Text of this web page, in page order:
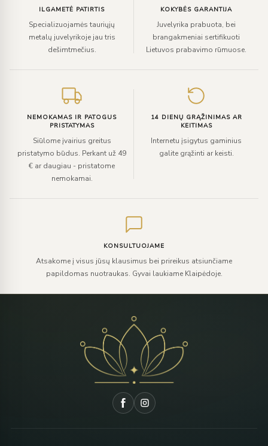
ILGAMETĖ PATIRTIS
Specializuojamės tauriųjų
metalų juvelyrikoje jau tris
dešimtmečius.
KOKYBĖS GARANTIJA
Juvelyrika prabuota, bei
brangakmeniai sertifikuoti
Lietuvos prabavimo rūmuose.
NEMOKAMAS IR PATOGUS
PRISTATYMAS
Siūlome įvairius greitus
pristatymo būdus. Perkant už 49
€ ar daugiau - pristatome
nemokamai.
14 DIENŲ GRĄŽINIMAS AR
KEITIMAS
Internetu įsigytus gaminius
galite grąžinti ar keisti.
KONSULTUOJAME
Atsakome į visus jūsų klausimus bei prireikus atsiunčiame
papildomas nuotraukas. Gyvai laukiame Klaipėdoje.